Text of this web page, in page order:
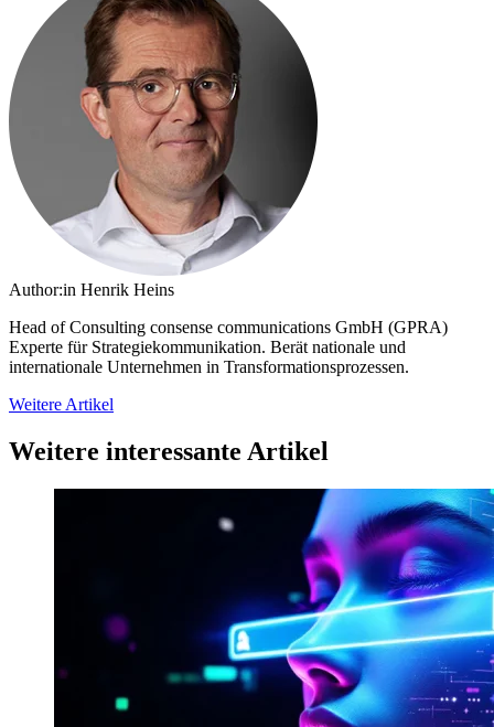
Author:in Henrik Heins
Head of Consulting consense communications GmbH (GPRA)
Experte für Strategiekommunikation. Berät nationale und
internationale Unternehmen in Transformationsprozessen.
Weitere Artikel
Weitere interessante Artikel